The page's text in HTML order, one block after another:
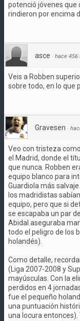
potenció jóvenes que
rindieron por encima
asce · hace 456
Veis a Robben
sobre todo, en lo que
Gravesen ·
Veo con tristeza
el Madrid, donde el
que nunca. Robben
equipo blanco para
Guardiola más
los madridistas
equipo, pero que si
se escapaba un par
Abidal aseguraba
todo el peligro de los
holandés).
Como detalle,
(Liga 2007-2008 y
mayúsculas. Con la
perdidos en 4
fue el pequeño
una puntuación
una locura entonces).